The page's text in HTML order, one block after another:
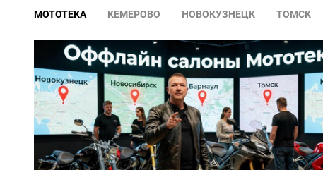
МОТОТЕКА КЕМЕРОВО НОВОКУЗНЕЦК ТОМСК